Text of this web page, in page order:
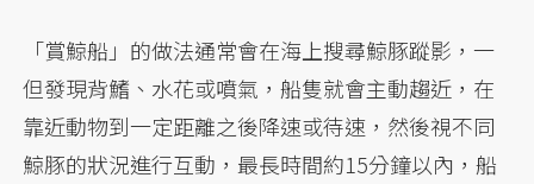
「賞鯨船」的做法通常會在海上搜尋鯨豚蹤影，一
但發現背鰭、水花或噴氣，船隻就會主動趨近，在
靠近動物到一定距離之後降速或待速，然後視不同
鯨豚的狀況進行互動，最長時間約15分鐘以內，船